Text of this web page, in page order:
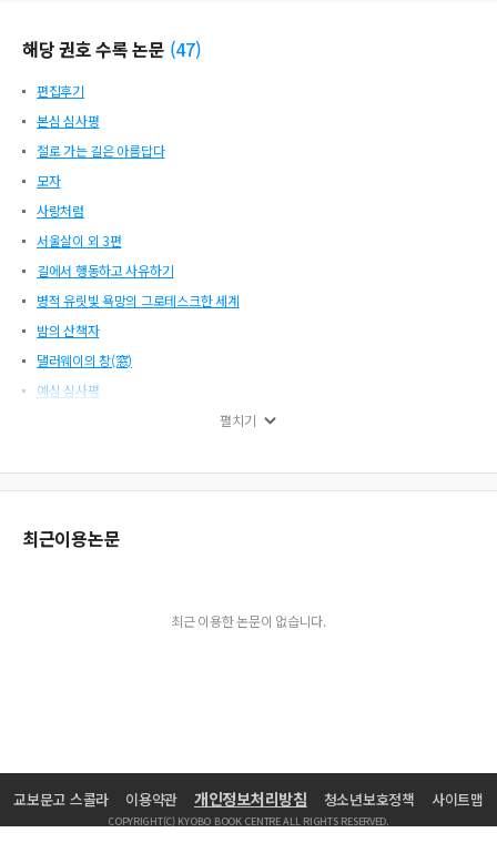
해당 권호 수록 논문 (47)
편집후기
본심 심사평
절로 가는 길은 아름답다
모자
사랑처럼
서울살이 외 3편
길에서 행동하고 사유하기
병적 유릿빛 욕망의 그로테스크한 세계
밤의 산책자
댈러웨이의 창(窓)
예심 심사평
조금웃다 외 4편
우주는 이야기로 연결되어 있다
연인, 환자, 시인, 그리고 너ㆍ3
펼치기
최근이용논문
최근 이용한 논문이 없습니다.
교보문고 스콜라 이용약관 개인정보처리방침 청소년보호정책 사이트맵
COPYRIGHT(C) KYOBO BOOK CENTRE ALL RIGHTS RESERVED.